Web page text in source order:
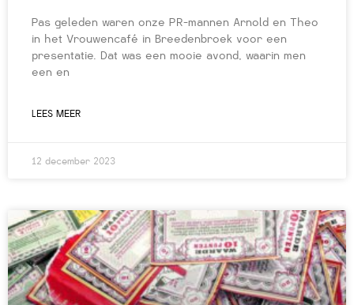
Pas geleden waren onze PR-mannen Arnold en Theo
in het Vrouwencafé in Breedenbroek voor een
presentatie. Dat was een mooie avond, waarin men
een en
LEES MEER
12 december 2023